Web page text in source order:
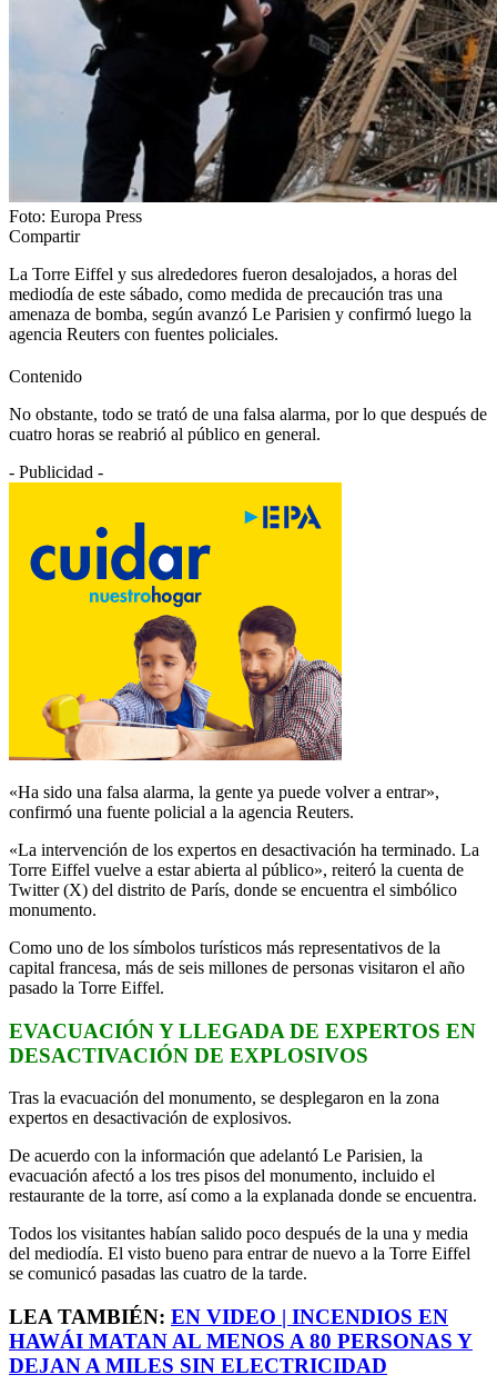
Foto: Europa Press
Compartir
La Torre Eiffel y sus alrededores fueron desalojados, a horas del
mediodía de este sábado, como medida de precaución tras una
amenaza de bomba, según avanzó Le Parisien y confirmó luego la
agencia Reuters con fuentes policiales.
Contenido
No obstante, todo se trató de una falsa alarma, por lo que después de
cuatro horas se reabrió al público en general.
- Publicidad -
«Ha sido una falsa alarma, la gente ya puede volver a entrar»,
confirmó una fuente policial a la agencia Reuters.
«La intervención de los expertos en desactivación ha terminado. La
Torre Eiffel vuelve a estar abierta al público», reiteró la cuenta de
Twitter (X) del distrito de París, donde se encuentra el simbólico
monumento.
Como uno de los símbolos turísticos más representativos de la
capital francesa, más de seis millones de personas visitaron el año
pasado la Torre Eiffel.
EVACUACIÓN Y LLEGADA DE EXPERTOS EN
DESACTIVACIÓN DE EXPLOSIVOS
Tras la evacuación del monumento, se desplegaron en la zona
expertos en desactivación de explosivos.
De acuerdo con la información que adelantó Le Parisien, la
evacuación afectó a los tres pisos del monumento, incluido el
restaurante de la torre, así como a la explanada donde se encuentra.
Todos los visitantes habían salido poco después de la una y media
del mediodía. El visto bueno para entrar de nuevo a la Torre Eiffel
se comunicó pasadas las cuatro de la tarde.
LEA TAMBIÉN: EN VIDEO | INCENDIOS EN
HAWÁI MATAN AL MENOS A 80 PERSONAS Y
DEJAN A MILES SIN ELECTRICIDAD